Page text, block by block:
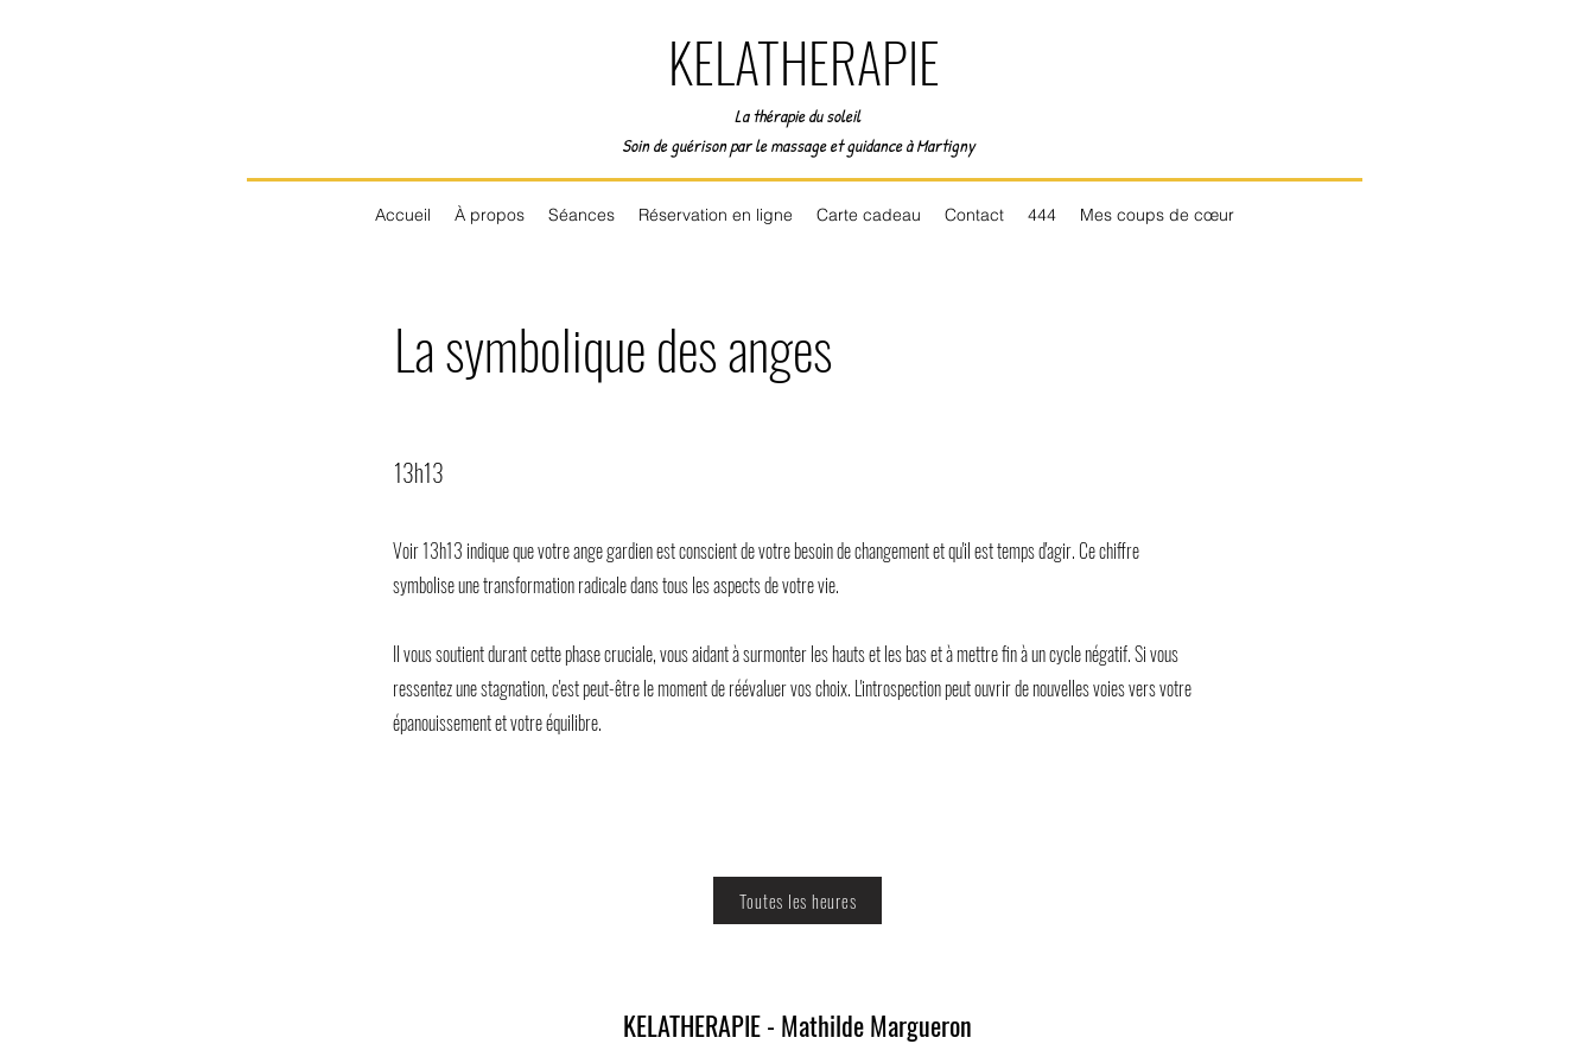
KELATHERAPIE
La thérapie du soleil
Soin de guérison par le massage et guidance à Martigny
Accueil À propos Séances Réservation en ligne Carte cadeau Contact 444 Mes coups de cœur
La symbolique des anges
13h13
Voir 13h13 indique que votre ange gardien est conscient de votre besoin de changement et qu'il est temps d'agir. Ce chiffre
symbolise une transformation radicale dans tous les aspects de votre vie.
Il vous soutient durant cette phase cruciale, vous aidant à surmonter les hauts et les bas et à mettre fin à un cycle négatif. Si vous
ressentez une stagnation, c'est peut-être le moment de réévaluer vos choix. L'introspection peut ouvrir de nouvelles voies vers votre
épanouissement et votre équilibre.
Toutes les heures
KELATHERAPIE - Mathilde Margueron